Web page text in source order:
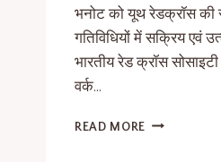
भनोट को यूथ रेडक्रॉस की
गतिविधियों में सक्रिय एवं
भारतीय रेड क्रॉस सोसाइटी
वर्क…
READ MORE